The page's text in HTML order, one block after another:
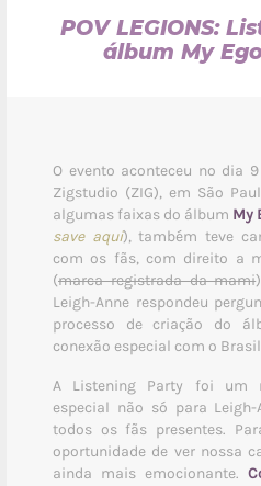
POV LEGIONS:
álbum My
O evento aconteceu no dia
Zigstudio (ZIG), em São
algumas faixas do álbum My
save aqui), também teve
com os fãs, com direito a
(marca registrada da mami
Leigh-Anne respondeu
processo de criação do
conexão especial com o Brasil
A Listening Party foi um
especial não só para
todos os fãs presentes.
oportunidade de ver nossa
ainda mais emocionante.